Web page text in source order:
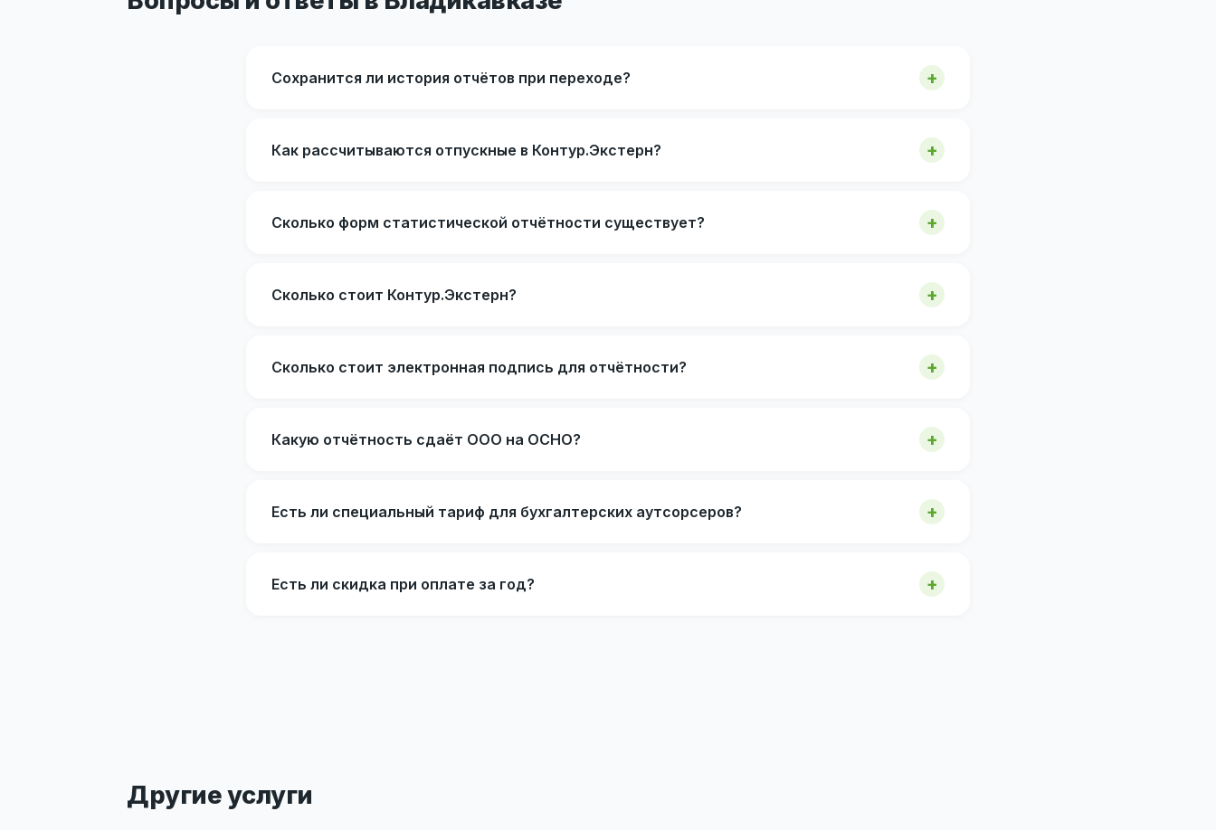
Сохранится ли история отчётов при переходе?
Как рассчитываются отпускные в Контур.Экстерн?
Сколько форм статистической отчётности существует?
Сколько стоит Контур.Экстерн?
Сколько стоит электронная подпись для отчётности?
Какую отчётность сдаёт ООО на ОСНО?
Есть ли специальный тариф для бухгалтерских аутсорсеров?
Есть ли скидка при оплате за год?
Другие услуги